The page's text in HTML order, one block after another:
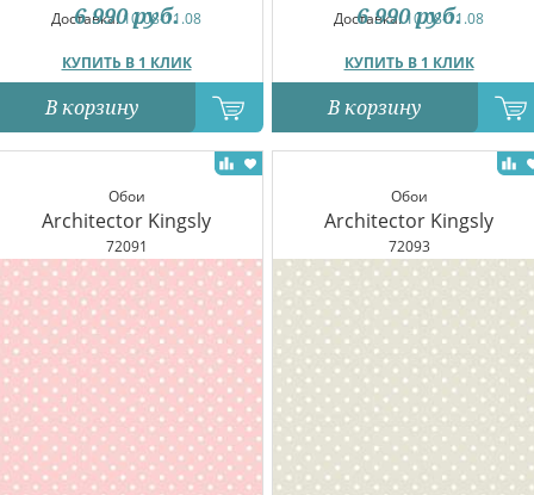
Доставка:10.08-11.08
КУПИТЬ В 1 КЛИК
6 990 руб.
В корзину
Доставка:10.08-11.08
КУПИТЬ В 1 КЛИК
6 990 руб.
В корзину
Обои
Architector Kingsly
72091
Обои
Architector Kingsly
72093